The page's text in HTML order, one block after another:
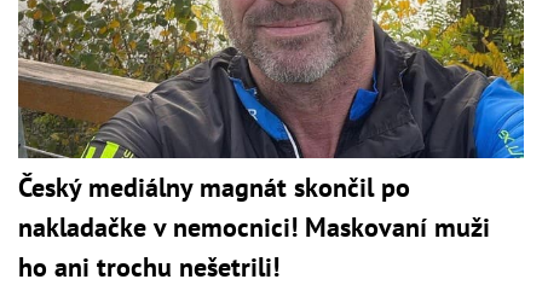
Český mediálny magnát skončil po
nakladačke v nemocnici! Maskovaní muži
ho ani trochu nešetrili!